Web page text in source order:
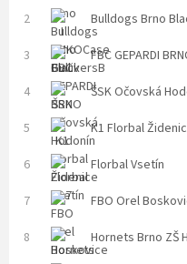
2
Bulldogs Brno
3
FBC GEPARDI
4
ŠSK Očovská
5
K1 Florbal
6
Florbal Vsetín
7
FBO Orel
8
Hornets Brno ZŠ